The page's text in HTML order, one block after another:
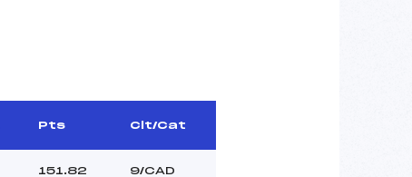
Pts Clt/Cat
151.82 9/CAD